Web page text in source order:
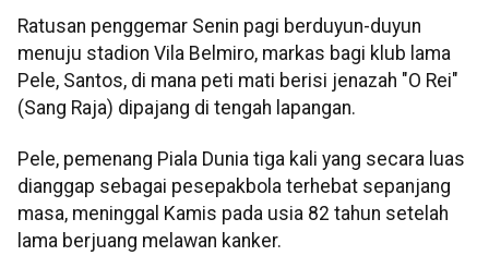
Ratusan penggemar Senin pagi berduyun-duyun
menuju stadion Vila Belmiro, markas bagi klub lama
Pele, Santos, di mana peti mati berisi jenazah "O Rei"
(Sang Raja) dipajang di tengah lapangan.
Pele, pemenang Piala Dunia tiga kali yang secara luas
dianggap sebagai pesepakbola terhebat sepanjang
masa, meninggal Kamis pada usia 82 tahun setelah
lama berjuang melawan kanker.